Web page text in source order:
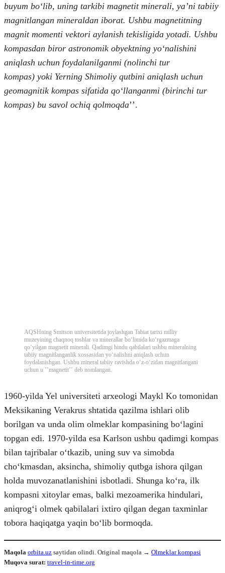
buyum boʻlib, uning tarkibi magnetit minerali, yaʼni tabiiy
magnitlangan mineraldan iborat. Ushbu magnetitning
magnit momenti vektori aylanish tekisligida yotadi. Ushbu
kompasdan biror astronomik obyektning yoʻnalishini
aniqlash uchun foydalanilganmi (nolinchi tur
kompas) yoki Yerning Shimoliy qutbini aniqlash uchun
geomagnitik kompas sifatida qoʻllanganmi (birinchi tur
kompas) bu savol ochiq qolmoqdaʼʼ.
AQSHning Smitson universitetida joylashgan Tabiat tarixi milliy
muzeyining chaqnoq toshlar va minerallar boʻlimida koʻrgazmaga
qoʻyilgan magnetit minerali. Qadimgi hindu qabilalari ushbu mineralning
tabiiy magnitlanganlik xossasidan yoʻnalishni aniqlash uchun
foydalanishgan. Ushbu mineral tabiiy ravishda oʻz-oʻzidan magnitlangani
uchun u ʼʼmagnetitʼʼ deb nomlangan.
1960-yilda Yel universiteti arxeologi Maykl Ko tomonidan
Meksikaning Verakrus shtatida qazilma ishlari olib
borilgan va unda olim olmeklar kompasining boʻlagini
topgan edi. 1970-yilda esa Karlson ushbu qadimgi kompas
bilan tajribalar oʻtkazib, uning suv va simobda
choʻkmasdan, aksincha, shimoliy qutbga ishora qilgan
holda muvozanatlanishini isbotladi. Shunga koʻra, ilk
kompasni xitoylar emas, balki mezoamerika hindulari,
aniqrogʻi olmek qabilalari ixtiro qilgan degan taxminlar
tobora haqiqatga yaqin boʻlib bormoqda.
Maqola orbita.uz saytidan olindi. Original maqola → Olmeklar kompasi
Muqova surat: travel-in-time.org